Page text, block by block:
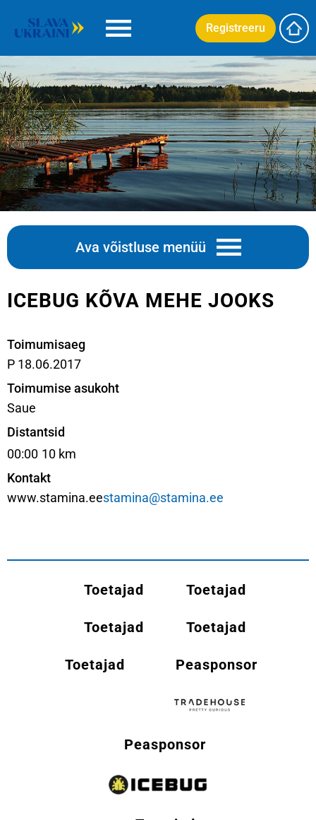
Registreeru
Ava võistluse menüü
ICEBUG KÕVA MEHE JOOKS
Toimumisaeg
P 18.06.2017
Toimumise asukoht
Saue
Distantsid
00:00 10 km
Kontakt
www.stamina.eestamina@stamina.ee
Toetajad Toetajad
Toetajad Toetajad
Toetajad Peasponsor
Peasponsor